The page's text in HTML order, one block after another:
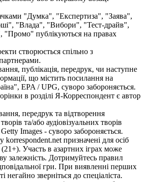
"Думка", "Експертиза", "Заява",
"Влада", "Вибори", "Тест-драйв",
"Промо" публікуються на правах
створюється спільно з
публікація, передрук, чи наступне
що містить посилання на
EPA / UPG, суворо забороняється.
в розділі Я-Корреспондент є автор
передрук та відтворення
та/або аудіовізуальних творів
Images - суворо забороняється.
korrespondent.net призначені для осіб
Участь в азартних іграх може
залежність. Дотримуйтесь правил
гри. При виявленні перших
негайно зверніться до спеціаліста.